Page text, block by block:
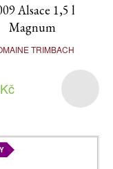
Alsace 1,5 l
Magnum
TRIMBACH